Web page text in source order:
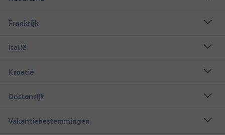
Frankrijk
Italië
Kroatië
Oostenrijk
Vakantiebestemmingen